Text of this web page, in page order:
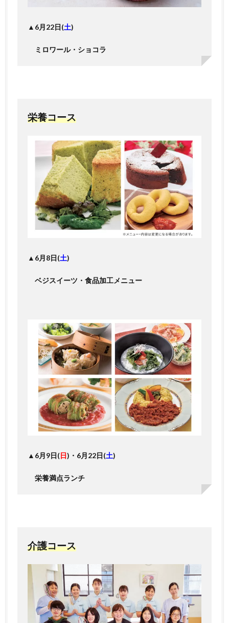
▲6月22日(土)
ミロワール・ショコラ
栄養コース
▲6月8日(土)
ベジスイーツ・食品加工メニュー
▲6月9日(日)・6月22日(土)
栄養満点ランチ
介護コース